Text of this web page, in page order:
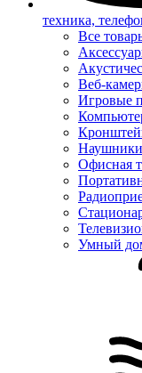
техника,
Все
Веб-
Игровые
Наушники
Офисная
Умный